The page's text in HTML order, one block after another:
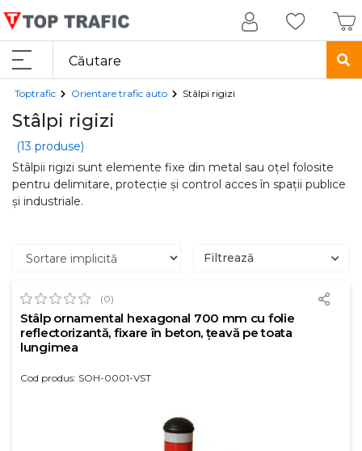
Toptrafic Orientare trafic auto Stâlpi rigizi
Stâlpi rigizi
(13 produse)
Stâlpii rigizi sunt elemente fixe din metal sau oțel folosite
pentru delimitare, protecție și control acces în spații publice
și industriale.
Filtrează
(0)
Stâlp ornamental hexagonal 700 mm cu folie
reflectorizantă, fixare în beton, țeavă pe toata
lungimea
Cod produs: SOH-0001-VST